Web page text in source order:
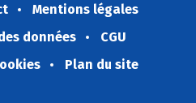
Mentions légales
données
CGU
Plan du site